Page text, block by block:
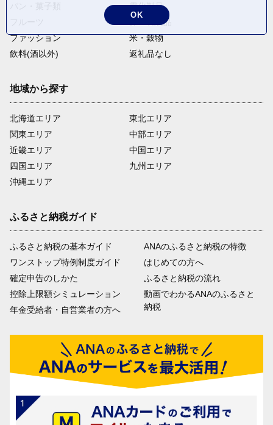
電化製品
卵・乳製品
ファッション
米・穀物
飲料(酒以外)
返礼品なし
地域から探す
北海道エリア
関東エリア
近畿エリア
四国エリア
沖縄エリア
東北エリア
中部エリア
中国エリア
九州エリア
ふるさと納税ガイド
ふるさと納税の基本ガイド
ワンストップ特例制度ガイド
確定申告のしかた
控除上限額シミュレーション
年金受給者・自営業者の方へ
ANAのふるさと納税の特徴
はじめての方へ
ふるさと納税の流れ
動画でわかるANAのふるさと
納税
OK